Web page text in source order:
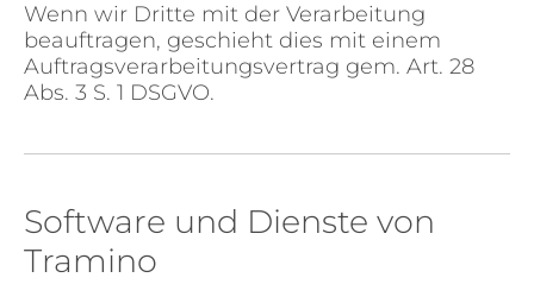
Wenn wir Dritte mit der Verarbeitung
beauftragen, geschieht dies mit einem
Auftragsverarbeitungsvertrag gem. Art. 28
Abs. 3 S. 1 DSGVO.
Software und Dienste von
Tramino